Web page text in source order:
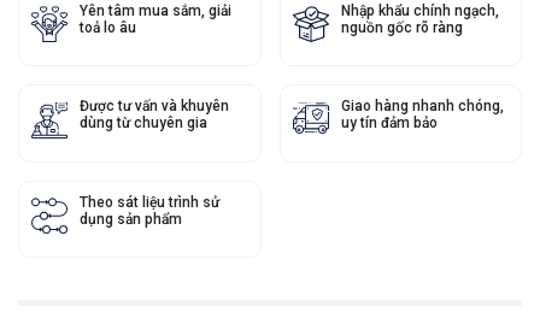
Yên tâm mua sắm, giải
toả lo âu
Nhập khẩu chính ngạch,
nguồn gốc rõ ràng
Được tư vấn và khuyên
dùng từ chuyên gia
Giao hàng nhanh chóng,
uy tín đảm bảo
Theo sát liệu trình sử
dụng sản phẩm